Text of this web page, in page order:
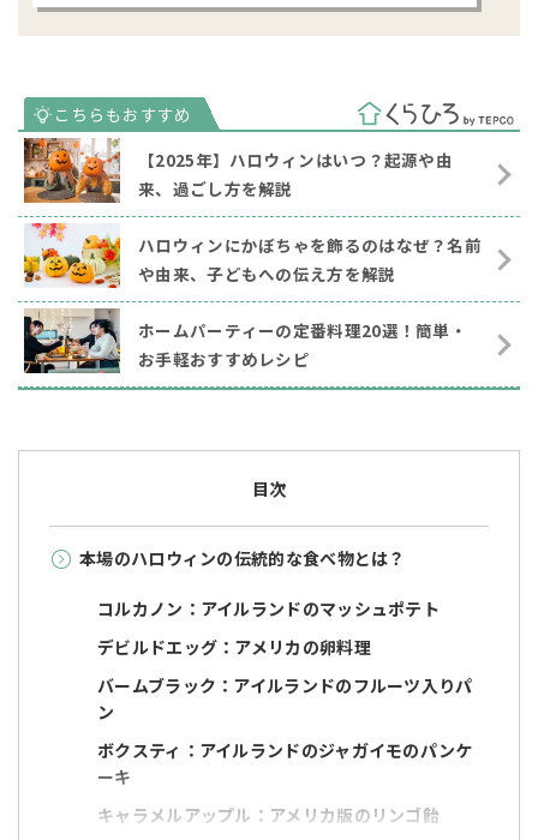
【2025年】ハロウィンはいつ？起源や由
来、過ごし方を解説
ハロウィンにかぼちゃを飾るのはなぜ？名前
や由来、子どもへの伝え方を解説
ホームパーティーの定番料理20選！簡単・
お手軽おすすめレシピ
目次
本場のハロウィンの伝統的な食べ物とは？
コルカノン：アイルランドのマッシュポテト
デビルドエッグ：アメリカの卵料理
バームブラック：アイルランドのフルーツ入りパ
ン
ボクスティ：アイルランドのジャガイモのパンケ
ーキ
キャラメルアップル：アメリカ版のリンゴ飴